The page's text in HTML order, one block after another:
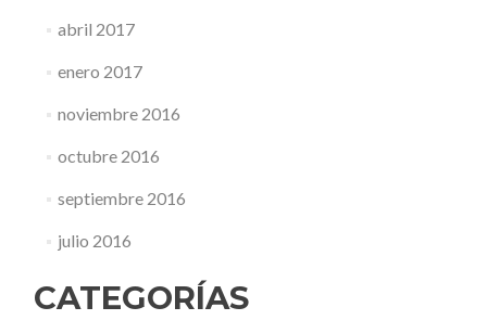
abril 2017
enero 2017
noviembre 2016
octubre 2016
septiembre 2016
julio 2016
CATEGORÍAS